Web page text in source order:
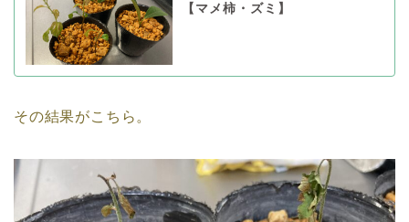
【マメ柿・ズミ】
その結果がこちら。